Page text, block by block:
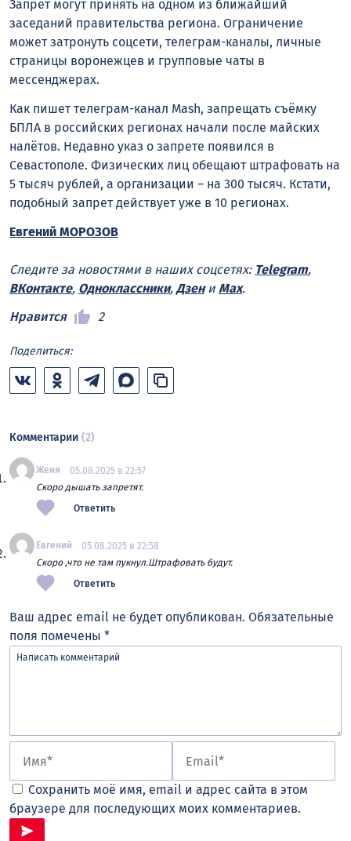
Запрет могут принять на одном из ближайший
заседаний правительства региона. Ограничение
может затронуть соцсети, телеграм-каналы, личные
страницы воронежцев и групповые чаты в
мессенджерах.
Как пишет телеграм-канал Mash, запрещать съёмку
БПЛА в российских регионах начали после майских
налётов. Недавно указ о запрете появился в
Севастополе. Физических лиц обещают штрафовать на
5 тысяч рублей, а организации – на 300 тысяч. Кстати,
подобный запрет действует уже в 10 регионах.
Евгений МОРОЗОВ
Следите за новостями в наших соцсетях: Telegram,
ВКонтакте, Одноклассники, Дзени Max.
Нравится
2
Поделиться:
Комментарии (2)
Женя
05.08.2025 в 22:57
Скоро дышать запретят.
Ответить
Евгений
05.08.2025 в 22:58
Скоро ,что не там пукнул.Штрафовать будут.
Ответить
Ваш адрес email не будет опубликован. Обязательные
поля помечены *
Сохранить моё имя, email и адрес сайта в этом
браузере для последующих моих комментариев.